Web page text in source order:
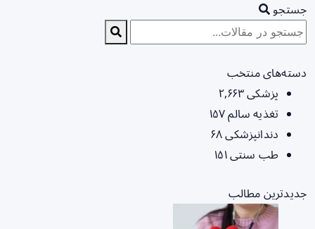
جستجو
دسته‌های منتخب
پزشکی۲,۶۶۳
تغذیه سالم۱۵۷
دندانپزشکی۶۸
طب سنتی۱۵۱
جدیدترین مطالب